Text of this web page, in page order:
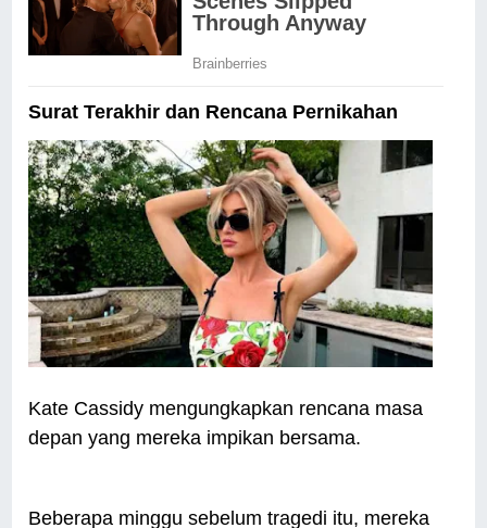
Surat Terakhir dan Rencana Pernikahan
Kate Cassidy mengungkapkan rencana masa
depan yang mereka impikan bersama.
Beberapa minggu sebelum tragedi itu, mereka